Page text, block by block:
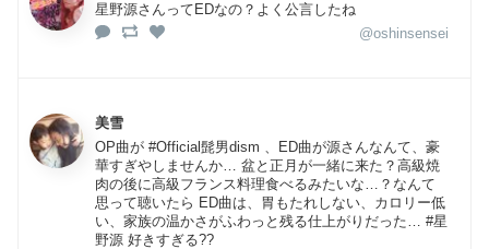
星野源さんってEDなの？よく公言したね
@oshinsensei
美雪
OP曲が #Official髭男dism 、ED曲が源さんなんて、豪
華すぎやしませんか… 盆と正月が一緒に来た？高級焼
肉の後に高級フランス料理食べるみたいな…？なんて
思って聴いたら ED曲は、胃もたれしない、カロリー低
い、家族の温かさがふわっと残る仕上がりだった… #星
野源 好きすぎる??